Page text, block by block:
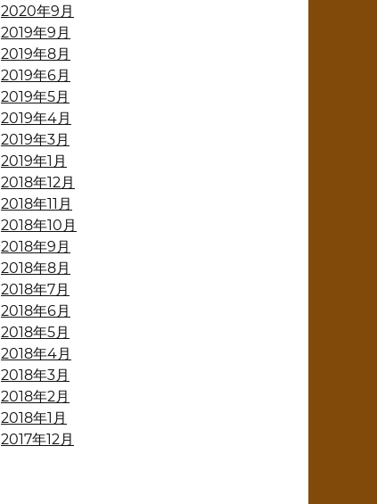
2020年9月
2019年9月
2019年8月
2019年6月
2019年5月
2019年4月
2019年3月
2019年1月
2018年12月
2018年11月
2018年10月
2018年9月
2018年8月
2018年7月
2018年6月
2018年5月
2018年4月
2018年3月
2018年2月
2018年1月
2017年12月